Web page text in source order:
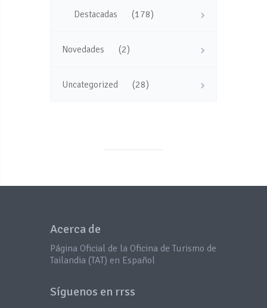
Destacadas (178)
Novedades (2)
Uncategorized (28)
Acerca de
Página Oficial de la Oficina de Turismo de
Tailandia (TAT) en Español
Síguenos en rrss